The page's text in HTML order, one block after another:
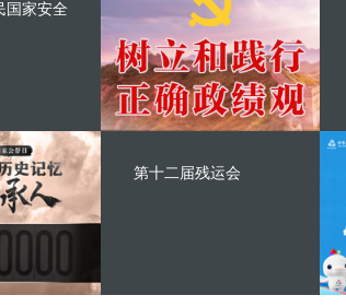
国家安全
第十二届残运会